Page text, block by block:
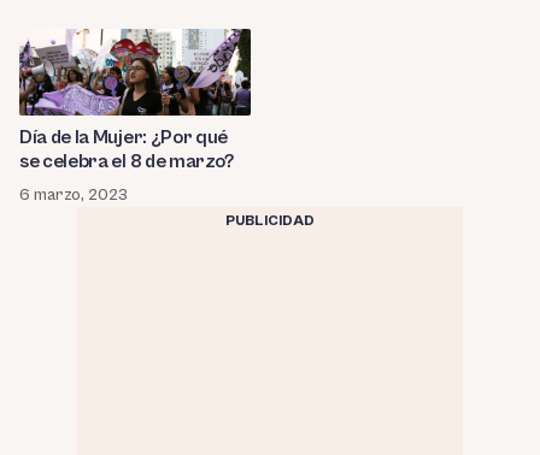
Día de la Mujer: ¿Por qué
se celebra el 8 de marzo?
6 marzo, 2023
PUBLICIDAD